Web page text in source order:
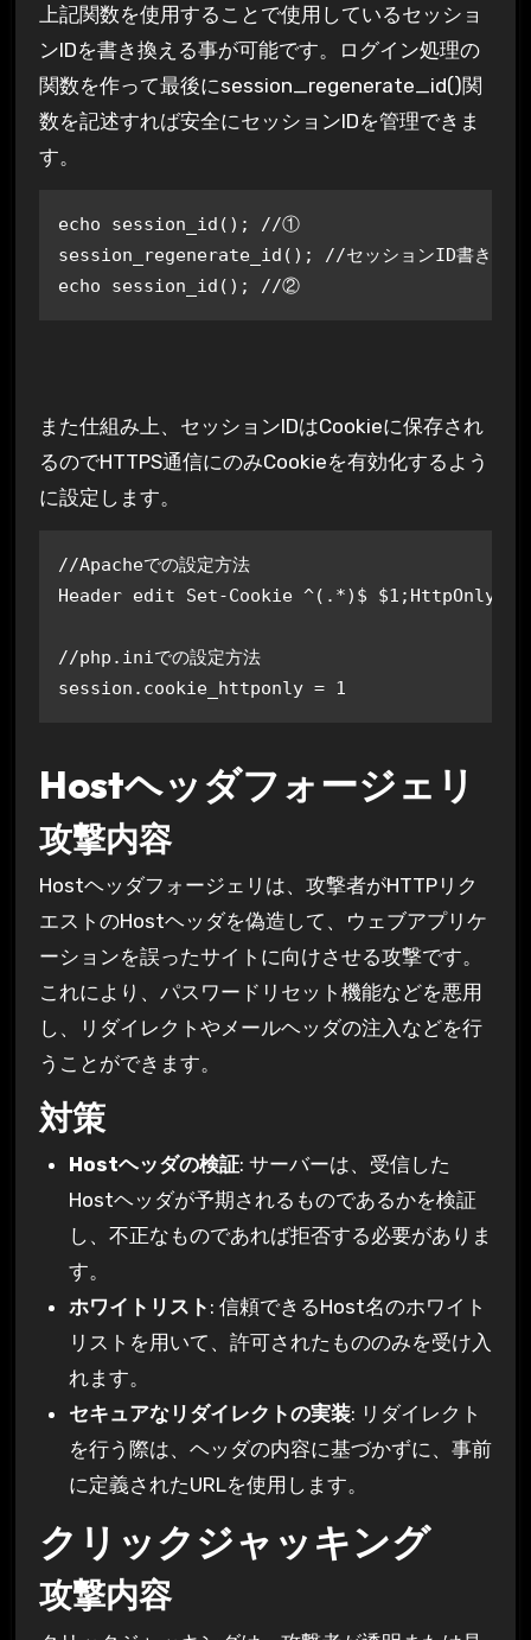
上記関数を使用することで使用しているセッショ
ンIDを書き換える事が可能です。ログイン処理の
関数を作って最後にsession_regenerate_id()関
数を記述すれば安全にセッションIDを管理できま
す。
echo session_id(); //①
session_regenerate_id(); //セッションID書き換え
echo session_id(); //②
また仕組み上、セッションIDはCookieに保存され
るのでHTTPS通信にのみCookieを有効化するよう
に設定します。
//Apacheでの設定方法
Header edit Set-Cookie ^(.*)$
//php.iniでの設定方法
session.cookie_httponly = 1
Hostヘッダフォージェリ
攻撃内容
Hostヘッダフォージェリは、攻撃者がHTTPリク
エストのHostヘッダを偽造して、ウェブアプリケ
ーションを誤ったサイトに向けさせる攻撃です。
これにより、パスワードリセット機能などを悪用
し、リダイレクトやメールヘッダの注入などを行
うことができます。
対策
Hostヘッダの検証: サーバーは、受信した
Hostヘッダが予期されるものであるかを検証
し、不正なものであれば拒否する必要がありま
す。
ホワイトリスト : 信頼できるHost名のホワイト
リストを用いて、許可されたもののみを受け入
れます。
セキュアなリダイレクトの実装: リダイレクト
を行う際は、ヘッダの内容に基づかずに、事前
に定義されたURLを使用します。
クリックジャッキング
攻撃内容